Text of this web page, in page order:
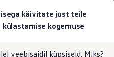
käivitate just teile
kogemuse
veebisaidil küpsiseid. Miks?